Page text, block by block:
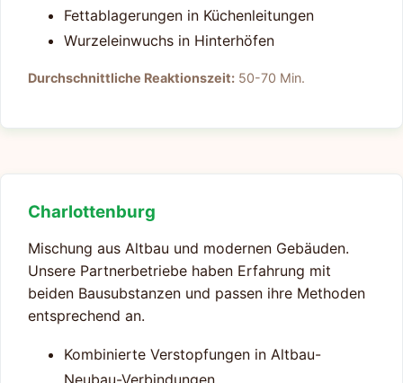
Fettablagerungen in Küchenleitungen
Wurzeleinwuchs in Hinterhöfen
Durchschnittliche Reaktionszeit: 50-70 Min.
Charlottenburg
Mischung aus Altbau und modernen Gebäuden.
Unsere Partnerbetriebe haben Erfahrung mit
beiden Bausubstanzen und passen ihre Methoden
entsprechend an.
Kombinierte Verstopfungen in Altbau-